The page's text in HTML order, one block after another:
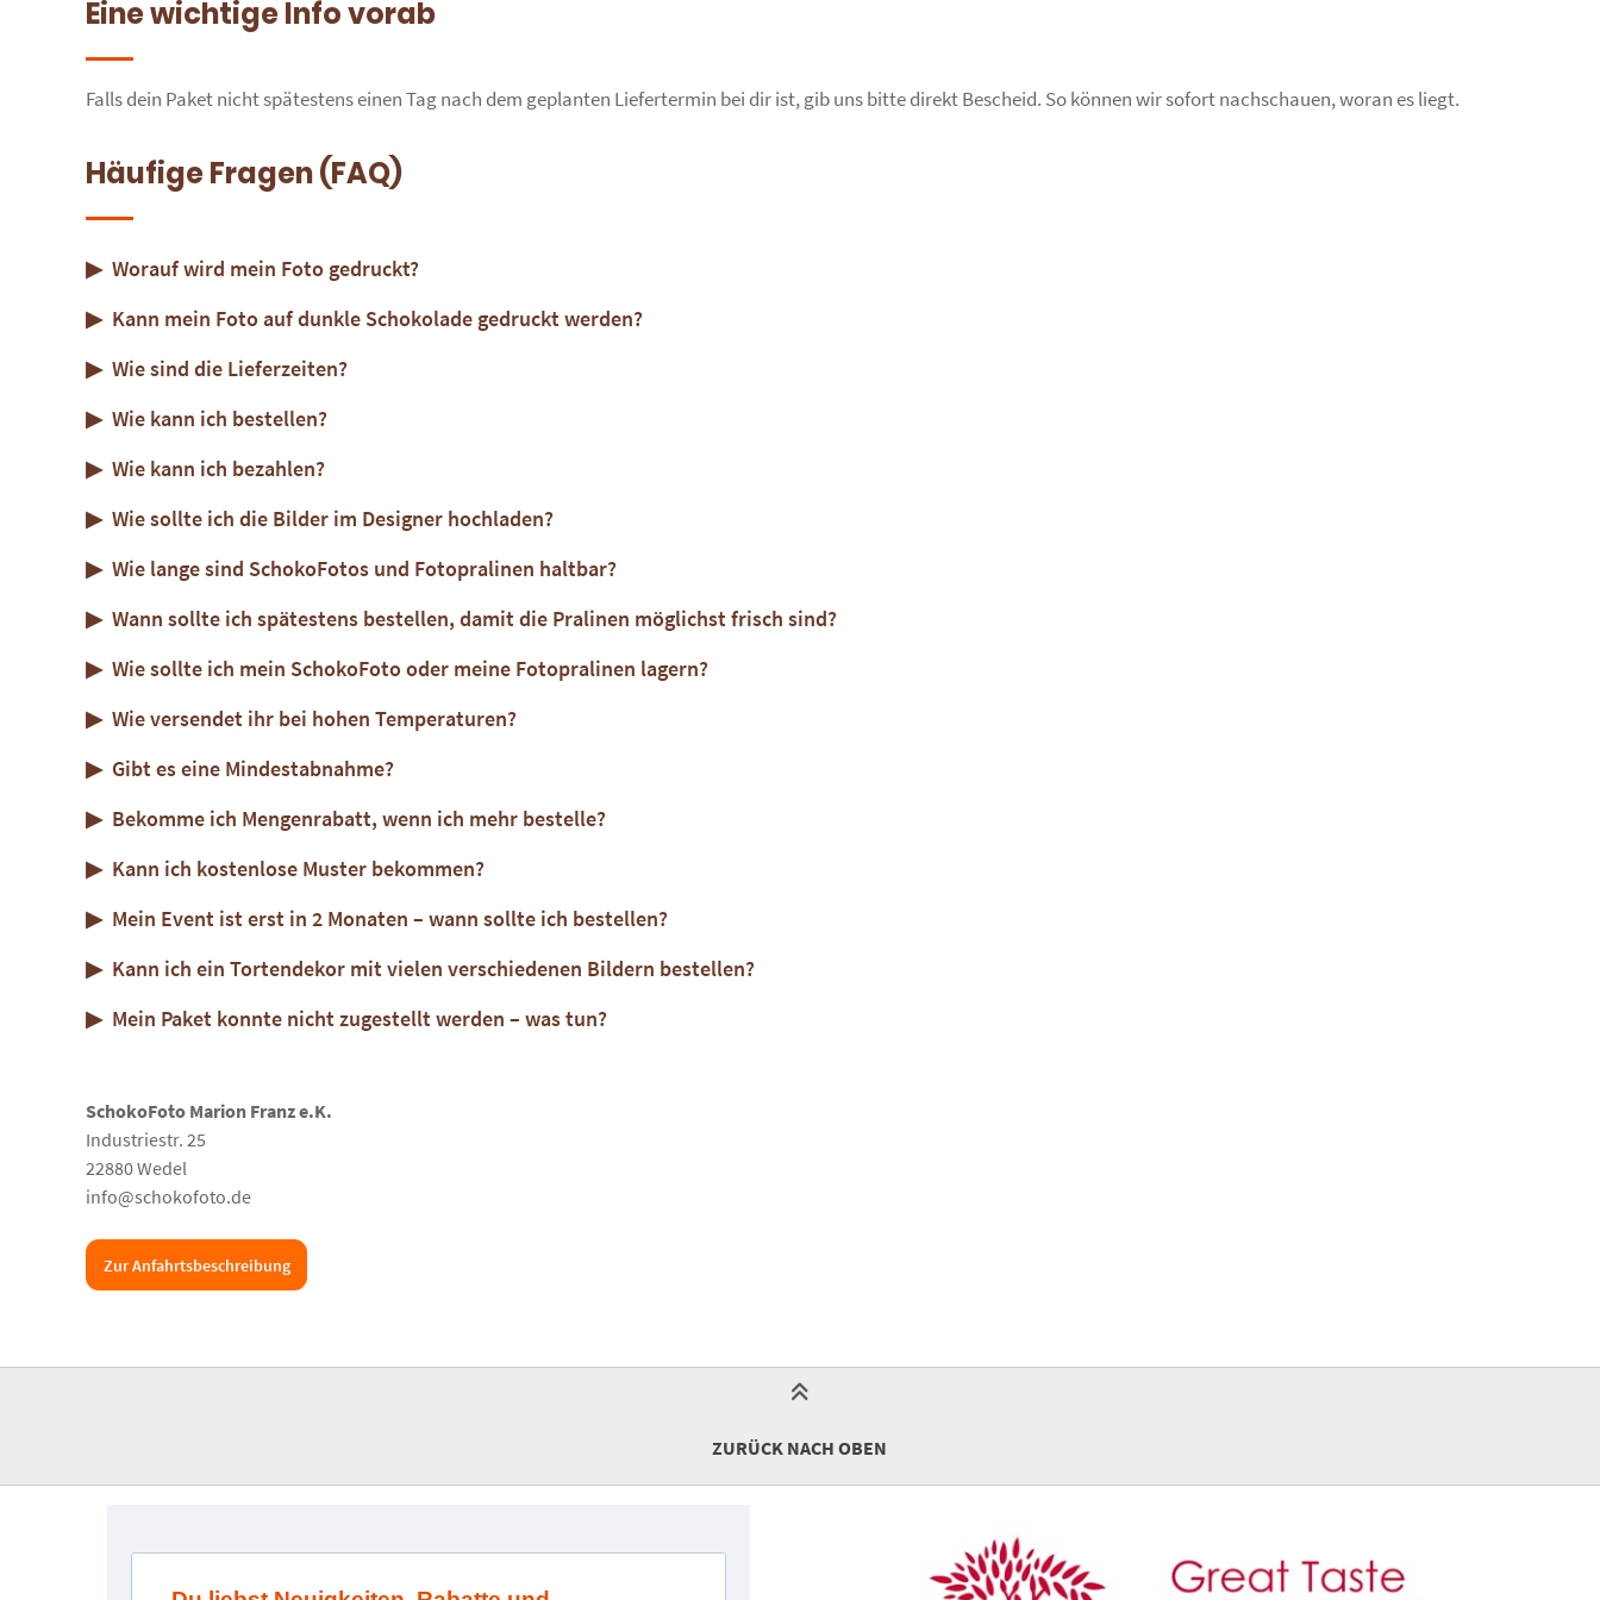
Sie
Eine wichtige Info vorab
Falls dein Paket nicht spätestens einen Tag nach dem geplanten Liefertermin bei dir ist, gib uns bitte direkt Bescheid. So können wir sofort nachschauen, woran es liegt.
Häufige Fragen (FAQ)
Worauf wird mein Foto gedruckt?
Kann mein Foto auf dunkle Schokolade gedruckt werden?
Wie sind die Lieferzeiten?
Wie kann ich bestellen?
Wie kann ich bezahlen?
Wie sollte ich die Bilder im Designer hochladen?
Wie lange sind SchokoFotos und Fotopralinen haltbar?
Wann sollte ich spätestens bestellen, damit die Pralinen möglichst frisch sind?
Wie sollte ich mein SchokoFoto oder meine Fotopralinen lagern?
Wie versendet ihr bei hohen Temperaturen?
Gibt es eine Mindestabnahme?
Bekomme ich Mengenrabatt, wenn ich mehr bestelle?
Kann ich kostenlose Muster bekommen?
Mein Event ist erst in 2 Monaten – wann sollte ich bestellen?
Kann ich ein Tortendekor mit vielen verschiedenen Bildern bestellen?
Mein Paket konnte nicht zugestellt werden – was tun?
SchokoFoto Marion Franz e.K.
Industriestr. 25
22880 Wedel
info@schokofoto.de
Zur Anfahrtsbeschreibung
ZURÜCK NACH OBEN